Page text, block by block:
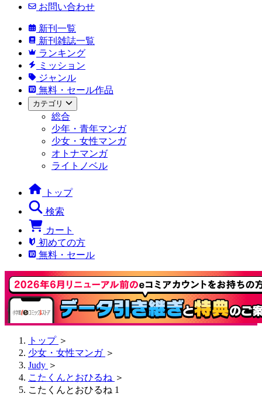
お問い合わせ
新刊一覧
新刊雑誌一覧
ランキング
ミッション
ジャンル
無料・セール作品
カテゴリ
総合
少年・青年マンガ
少女・女性マンガ
オトナマンガ
ライトノベル
トップ
検索
カート
初めての方
無料・セール
トップ ＞
少女・女性マンガ ＞
Judy ＞
こたくんとおひるね ＞
こたくんとおひるね 1